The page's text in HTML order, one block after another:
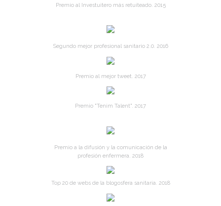
Premio al Investuitero más retuiteado. 2015
Segundo mejor profesional sanitario 2.0. 2016
Premio al mejor tweet. 2017
Premio "Tenim Talent". 2017
Premio a la difusión y la comunicación de la
profesión enfermera. 2018
Top 20 de webs de la blogosfera sanitaria. 2018